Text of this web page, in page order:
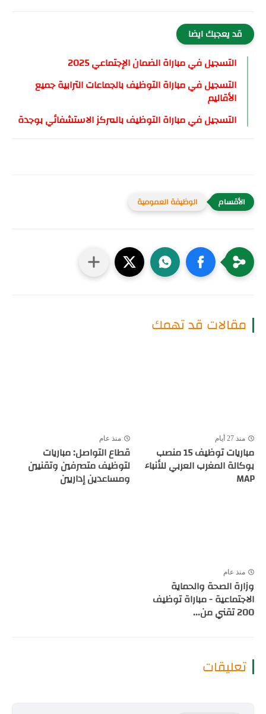
قد يعجبك ايضا
التسجيل في مباراة الضمان الإجتماعي 2025
التسجيل في مباراة التوظيف بالجماعات الترابية جميع
الأقاليم
التسجيل في مباراة التوظيف بالمركز الاستشفائي بوجدة
الوظيفة العمومية
مقالات قد تهمك
منذ 27 أيام
مباريات توظيف 15 منصب
بوكالة المغرب العربي للأنباء
MAP
منذ عام
قطاع التواصل: مباريات
لتوظيف متصرفين وتقنيين
ومساعدين إداريين
منذ عام
وزارة الصحة والحماية
الاجتماعية - مباراة توظيف
200 تقني من...
تعليقات